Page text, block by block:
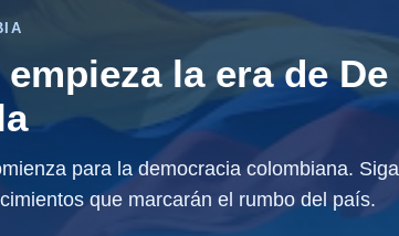
la era de De
para la democracia colombiana. Siga
que marcarán el rumbo del país.